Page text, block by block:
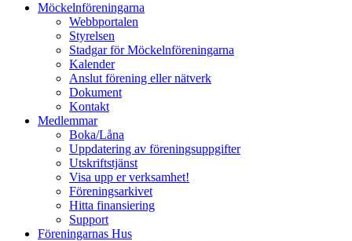
Möckelnföreningarna
Webbportalen
Styrelsen
Stadgar för Möckelnföreningarna
Kalender
Anslut förening eller nätverk
Dokument
Kontakt
Medlemmar
Boka/Låna
Uppdatering av föreningsuppgifter
Utskriftstjänst
Visa upp er verksamhet!
Föreningsarkivet
Hitta finansiering
Support
Föreningarnas Hus